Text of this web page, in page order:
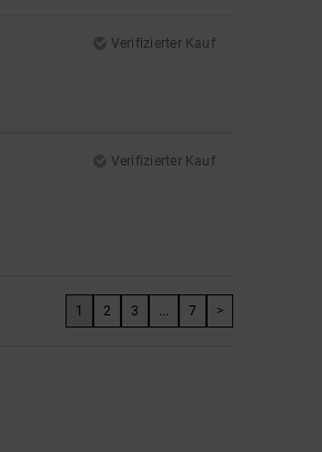
Verifizierter Kauf
Verifizierter Kauf
1 2 3 ... 7 >